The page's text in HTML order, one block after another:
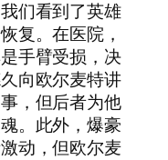
们看到了英雄
复。在医院，
手臂受损，决
向欧尔麦特讲
，但后者为他
。此外，爆豪
动，但欧尔麦